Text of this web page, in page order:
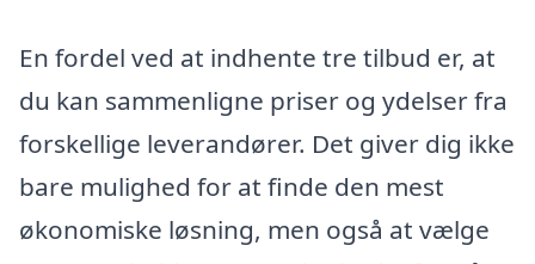
En fordel ved at indhente tre tilbud er, at
du kan sammenligne priser og ydelser fra
forskellige leverandører. Det giver dig ikke
bare mulighed for at finde den mest
økonomiske løsning, men også at vælge